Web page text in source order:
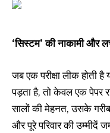
‘सिस्टम’ की नाकामी और
जब एक परीक्षा लीक होती
पड़ता है, तो केवल एक पेपर
सालों की मेहनत, उसके
और पूरे परिवार की उम्मीदें